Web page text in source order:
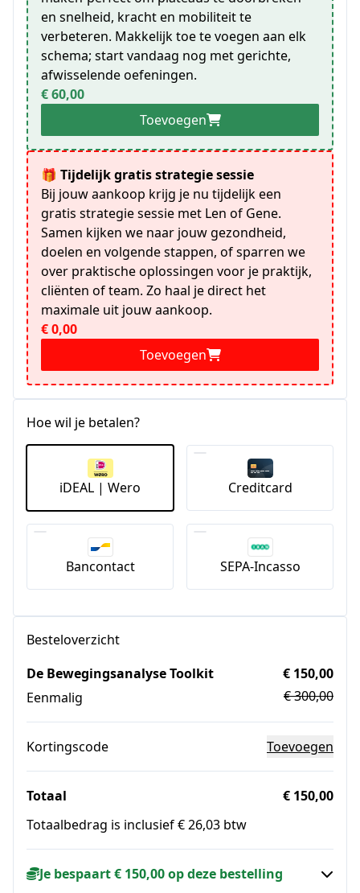
en snelheid, kracht en mobiliteit te
verbeteren. Makkelijk toe te voegen aan elk
schema; start vandaag nog met gerichte,
afwisselende oefeningen.
€ 60,00
Toevoegen
🎁 Tijdelijk gratis strategie sessie
Bij jouw aankoop krijg je nu tijdelijk een
gratis strategie sessie met Len of Gene.
Samen kijken we naar jouw gezondheid,
doelen en volgende stappen, of sparren we
over praktische oplossingen voor je praktijk,
cliënten of team. Zo haal je direct het
maximale uit jouw aankoop.
€ 0,00
Toevoegen
Hoe wil je betalen?
iDEAL | Wero Creditcard
Bancontact SEPA-Incasso
Besteloverzicht
De Bewegingsanalyse Toolkit
Eenmalig
€ 150,00
€ 300,00
Kortingscode Toevoegen
Totaal
€ 150,00
Totaalbedrag is inclusief € 26,03 btw
Je bespaart € 150,00 op deze bestelling